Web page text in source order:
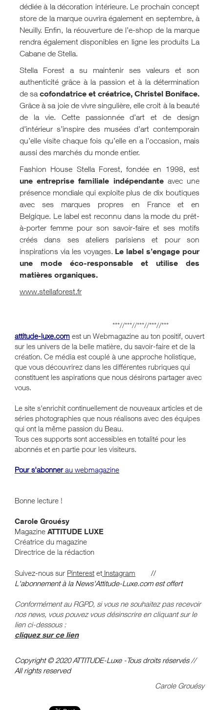
dédiée à la décoration intérieure. Le prochain concept
store de la marque ouvrira également en septembre, à
Neuilly. Enfin, la réouverture de l’e-shop de la marque
rendra également disponibles en ligne les produits La
Cabane de Stella.
Stella Forest a su maintenir ses valeurs et son
authenticité grâce à la passion et à la détermination
de sa cofondatrice et créatrice, Christel Boniface.
Grâce à sa joie de vivre singulière, elle croit à la beauté
de la vie. Cette passionnée d’art et de design
d’intérieur s’inspire des musées d’art contemporain
qu’elle visite chaque fois qu’elle en a l’occasion, mais
aussi des marchés du monde entier.
Fashion House Stella Forest, fondée en 1998, est
une entreprise familiale indépendanteavec une
présence mondiale qui exploite plus de dix boutiques
avec ses marques propres en France et en
Belgique. Le label est reconnu dans la mode du prêt-
à-porter femme pour son savoir-faire et ses motifs
créés dans ses ateliers parisiens et pour son
inspirations via les voyages. Le label s’engage pour
une mode éco-responsable et utilise des
matières organiques.
www.stellaforest.fr
***//***//***//***//***
attitude-luxe.com est un Webmagazine au ton positif, ouvert
sur les univers de la belle matière, du savoir-faire et de la
création. Ce média est couplé à une approche holistique,
que vous découvrirez dans les différentes rubriques qui
constituent les aspirations que nous désirons partager avec
vous.
Le site s'enrichit continuellement de nouveaux articles et de
séries photographies que nous réalisons avec des équipes
qui ont la même passion du Beau.
Tous ces supports sont accessibles en totalité pour les
abonnés et en partie pour les visiteurs.
Pour s'abonner au webmagazine
Bonne lecture !
Carole Grouésy
Magazine ATTITUDE LUXE
Créatrice du magazine
Directrice de la rédaction
Suivez-nous sur Pinterest et Instagram //
L'abonnement à la News'Attitude-Luxe.com est offert
Conformément au RGPD, si vous ne souhaitez pas recevoir
nos news, vous pouvez vous désinscrire en cliquant sur le
lien ci-dessous :
cliquez sur ce lien
Copyright © 2020 ATTITUDE-Luxe -Tous droits réservés //
All rights reserved
Carole Grouésy